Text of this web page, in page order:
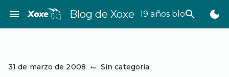
contenido
menu Blog de Xoxe 19 años bloggeando
search dark_mode
31 de marzo de 2008 ⌙ Sin categoría